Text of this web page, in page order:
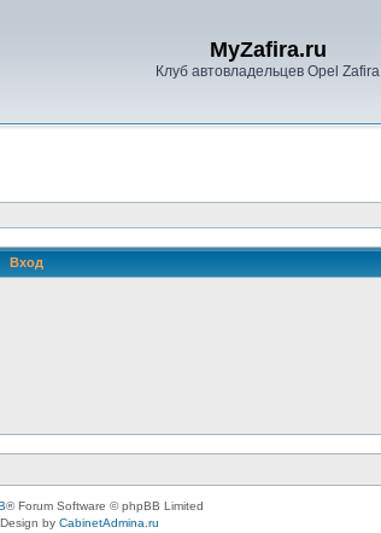
MyZafira.ru
Клуб автовладельцев Opel Zafira
Вход
® Forum Software © phpBB Limited
by CabinetAdmina.ru